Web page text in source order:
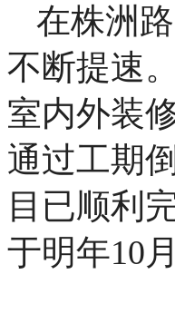
在株洲
不断提速
室内外装
通过工期
目已顺利
于明年10